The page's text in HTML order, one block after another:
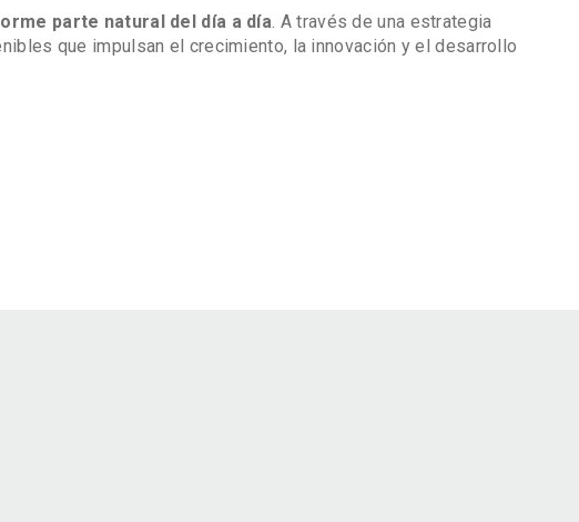
parte natural del día a día. A través de una estrategia
que impulsan el crecimiento, la innovación y el desarrollo